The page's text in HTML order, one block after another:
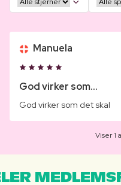
Manuela
God virker som...
God virker som det skal
Viser 1